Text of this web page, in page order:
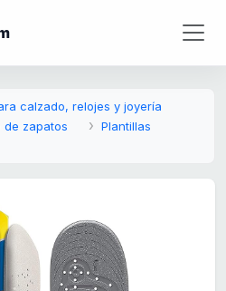
calzado, relojes y joyería
zapatos
Plantillas